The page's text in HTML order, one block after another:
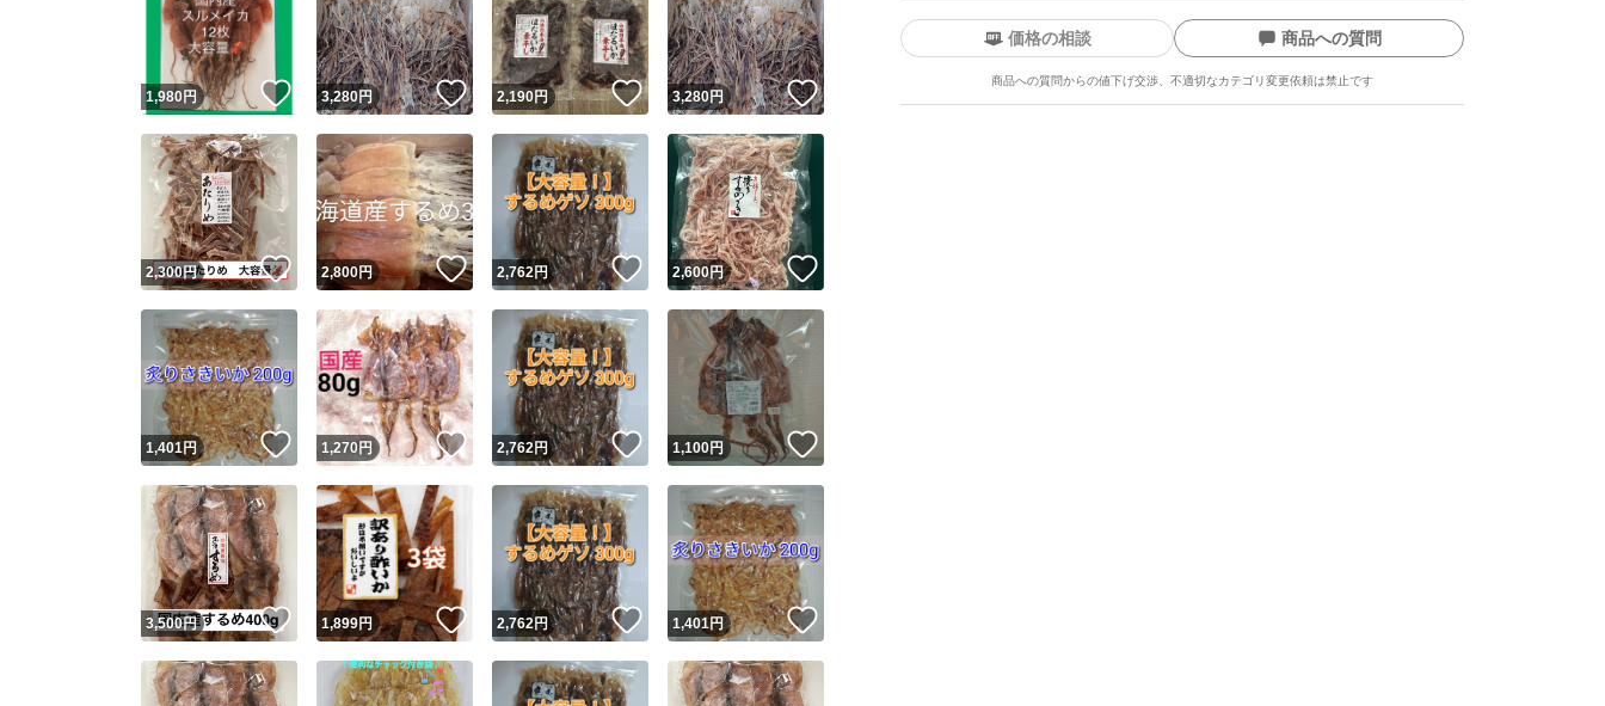
ユーザーの実績について
Yahoo!フリマが定めた一定の基準を満たしたユーザーにバッジを付与しています
安心取引出品者
安心取引出品者 Yahoo!フリマの基準をクリアした安心・安全なユーザーです
取引実績
取引実績◯+ このユーザーはYahoo!フリマの取引を完了させた実績があります
価格の相談 商品への質問
商品への質問からの値下げ交渉、不適切なカテゴリ変更依頼は禁止です
この商品の情報をコピーします
商品画像の無断転載は禁止されています
コピーは1商品につき1回です
1,980円 いいね！
3,280円 いいね！
2,190円 いいね！
3,280円 いいね！
2,300円 いいね！
2,800円 いいね！
2,762円 いいね！
2,600円
1,401円 いいね！
1,270円 いいね！
2,762円 いいね！
1,100円
3,500円 いいね！
1,899円 いいね！
2,762円 いいね！
1,401円